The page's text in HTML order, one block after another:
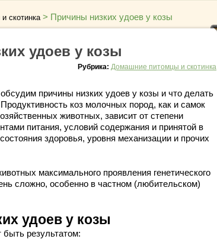
скотинка > Причины низких удоев у козы
удоев у козы
Рубрика: Домашние питомцы и скотинка
причины низких удоев у козы и что делать
коз молочных пород, как и самок
животных, зависит от степени
питания, условий содержания и принятой в
здоровья, уровня механизации и прочих
максимального проявления генетического
сложно, особенно в частном (любительском)
удоев у козы
результатом: